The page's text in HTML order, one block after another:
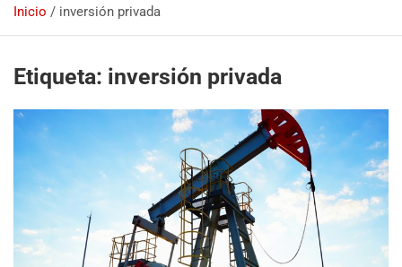
Inicio inversión privada
Etiqueta: inversión privada